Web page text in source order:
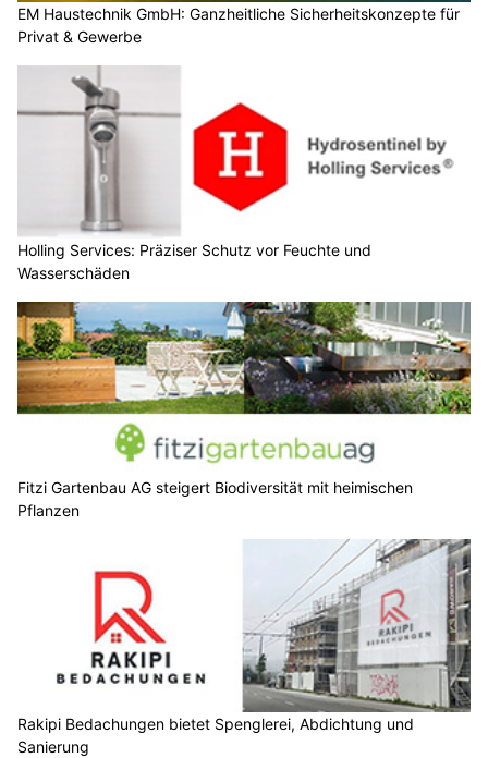
EM Haustechnik GmbH: Ganzheitliche Sicherheitskonzepte für
Privat & Gewerbe
Holling Services: Präziser Schutz vor Feuchte und
Wasserschäden
Fitzi Gartenbau AG steigert Biodiversität mit heimischen
Pflanzen
Rakipi Bedachungen bietet Spenglerei, Abdichtung und
Sanierung